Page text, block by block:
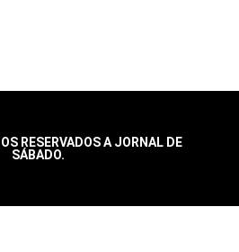
RESERVADOS A JORNAL DE
SÁBADO.